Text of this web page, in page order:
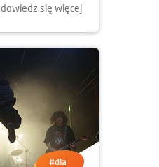
dowiedz się więcej